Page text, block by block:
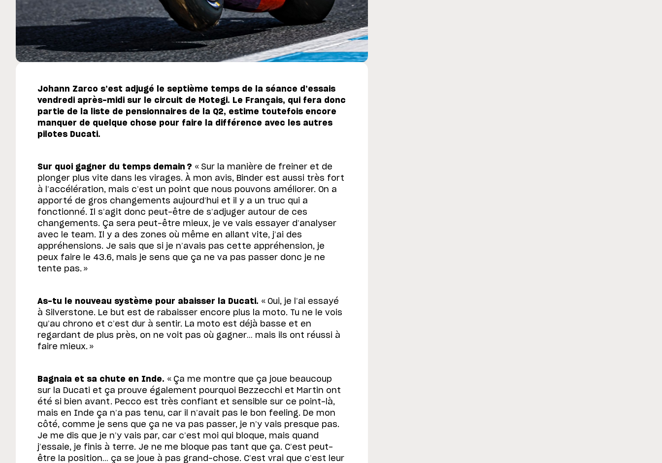
Johann Zarco s’est adjugé le septième temps de la séance d’essais
vendredi après-midi sur le circuit de Motegi. Le Français, qui fera donc
partie de la liste de pensionnaires de la Q2, estime toutefois encore
manquer de quelque chose pour faire la différence avec les autres
pilotes Ducati.
Sur quoi gagner du temps demain ? « Sur la manière de freiner et de
plonger plus vite dans les virages. À mon avis, Binder est aussi très fort
à l’accélération, mais c’est un point que nous pouvons améliorer. On a
apporté de gros changements aujourd’hui et il y a un truc qui a
fonctionné. Il s’agit donc peut-être de s’adjuger autour de ces
changements. Ça sera peut-être mieux, je ve vais essayer d’analyser
avec le team. Il y a des zones où même en allant vite, j’ai des
appréhensions. Je sais que si je n’avais pas cette appréhension, je
peux faire le 43.6, mais je sens que ça ne va pas passer donc je ne
tente pas. »
As-tu le nouveau système pour abaisser la Ducati. « Oui, je l’ai essayé
à Silverstone. Le but est de rabaisser encore plus la moto. Tu ne le vois
qu’au chrono et c’est dur à sentir. La moto est déjà basse et en
regardant de plus près, on ne voit pas où gagner… mais ils ont réussi à
faire mieux. »
Bagnaia et sa chute en Inde. « Ça me montre que ça joue beaucoup
sur la Ducati et ça prouve également pourquoi Bezzecchi et Martin ont
été si bien avant. Pecco est très confiant et sensible sur ce point-là,
mais en Inde ça n’a pas tenu, car il n’avait pas le bon feeling. De mon
côté, comme je sens que ça ne va pas passer, je n’y vais presque pas.
Je me dis que je n’y vais par, car c’est moi qui bloque, mais quand
j’essaie, je finis à terre. Je ne me bloque pas tant que ça. C’est peut-
être la position… ça se joue à pas grand-chose. C’est vrai que c’est leur